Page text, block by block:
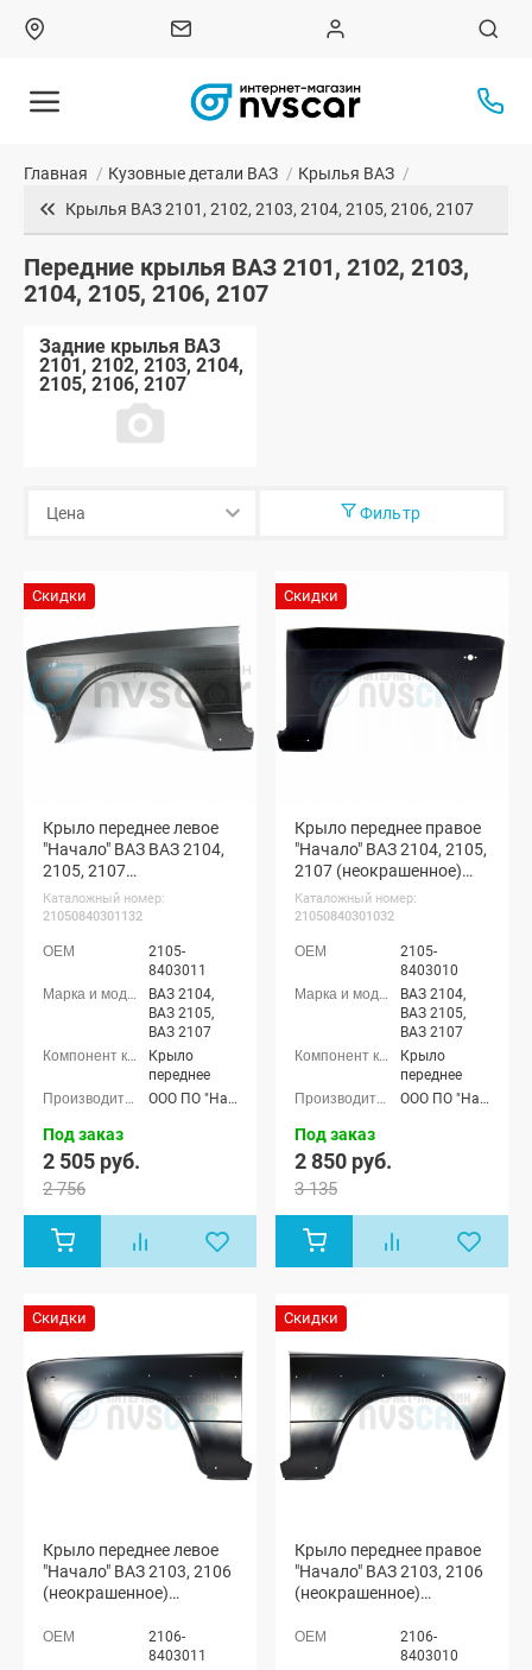
Главная / Кузовные детали ВАЗ / Крылья ВАЗ /
Крылья ВАЗ 2101, 2102, 2103, 2104, 2105, 2106, 2107
Передние крылья ВАЗ 2101, 2102, 2103,
2104, 2105, 2106, 2107
Задние крылья ВАЗ
2101, 2102, 2103, 2104,
2105, 2106, 2107
Фильтр
Скидки
Крыло переднее левое
"Начало" ВАЗ ВАЗ 2104,
2105, 2107
(неокрашенное)
(21050840301132)
Каталожный номер:
21050840301132
2105-
8403011
ВАЗ 2104,
ВАЗ 2105,
ВАЗ 2107
Крыло
переднее
ООО ПО "Начало"
Под заказ
2 505 руб.
2 756
Скидки
Крыло переднее правое
"Начало" ВАЗ 2104, 2105,
2107 (неокрашенное)
(21050840301032)
Каталожный номер:
21050840301032
2105-
8403010
ВАЗ 2104,
ВАЗ 2105,
ВАЗ 2107
Крыло
переднее
ООО ПО "Начало"
Под заказ
2 850 руб.
3 135
Скидки
Крыло переднее левое
"Начало" ВАЗ 2103, 2106
(неокрашенное)
2106-
8403011
Скидки
Крыло переднее правое
"Начало" ВАЗ 2103, 2106
(неокрашенное)
2106-
8403010